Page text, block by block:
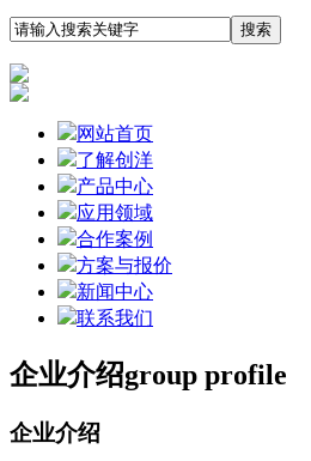
网站首页
了解创洋
产品中心
应用领域
合作案例
方案与报价
新闻中心
联系我们
企业介绍group profile
企业介绍